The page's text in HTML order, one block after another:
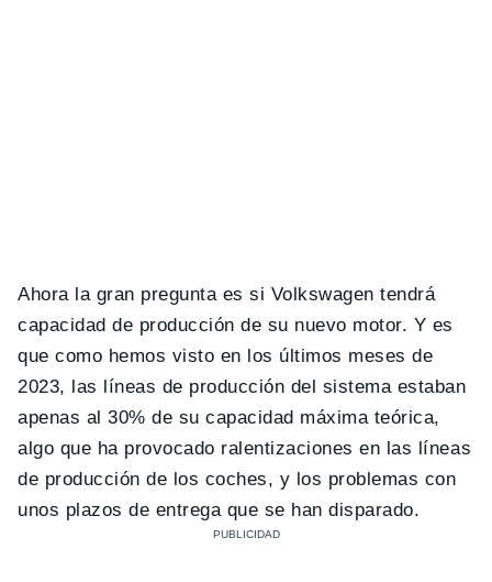
Ahora la gran pregunta es si Volkswagen tendrá
capacidad de producción de su nuevo motor. Y es
que como hemos visto en los últimos meses de
2023, las líneas de producción del sistema estaban
apenas al 30% de su capacidad máxima teórica,
algo que ha provocado ralentizaciones en las líneas
de producción de los coches, y los problemas con
unos plazos de entrega que se han disparado.